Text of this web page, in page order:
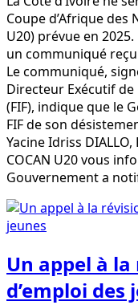
Coupe d’Afrique des
U20) prévue en
un communiqué
Le communiqué,
Directeur Exécutif
(FIF), indique que le
FIF de son
Yacine Idriss
COCAN U20 vous
Gouvernement a
Un appel à
d’emploi des